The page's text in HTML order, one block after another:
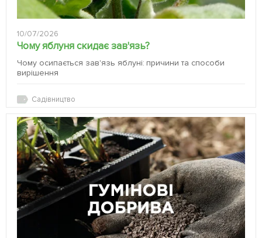
10/07/2026
Чому яблуня скидає зав'язь?
Чому осипається зав'язь яблуні: причини та способи
вирішення
Садівництво